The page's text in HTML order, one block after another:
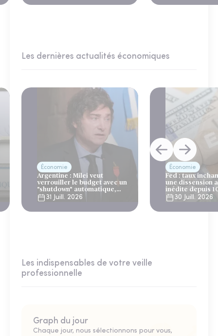
Les dernières actualités économiques
Économie
Argentine : Milei veut
verrouiller le budget avec un
"shutdown" automatique,
sous le regard bienveillant
du FMI
31 Juill. 2026
Économie
Fed : taux
une dissension
inédite depuis
30 Juill. 2026
Les indispensables de votre veille
professionnelle
Graph du jour
Chaque jour, nous sélectionnons pour vous,